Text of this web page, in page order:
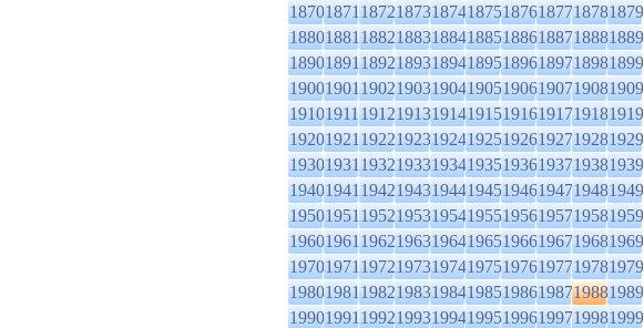
1870187118721873187418751876187718781879
1880188118821883188418851886188718881889
1890189118921893189418951896189718981899
1900190119021903190419051906190719081909
1910191119121913191419151916191719181919
1920192119221923192419251926192719281929
1930193119321933193419351936193719381939
1940194119421943194419451946194719481949
1950195119521953195419551956195719581959
1960196119621963196419651966196719681969
1970197119721973197419751976197719781979
1980198119821983198419851986198719881989
1990199119921993199419951996199719981999